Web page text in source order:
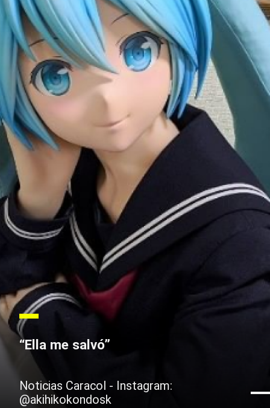
“Ella me salvó”
Noticias Caracol - Instagram:
@akihikokondosk